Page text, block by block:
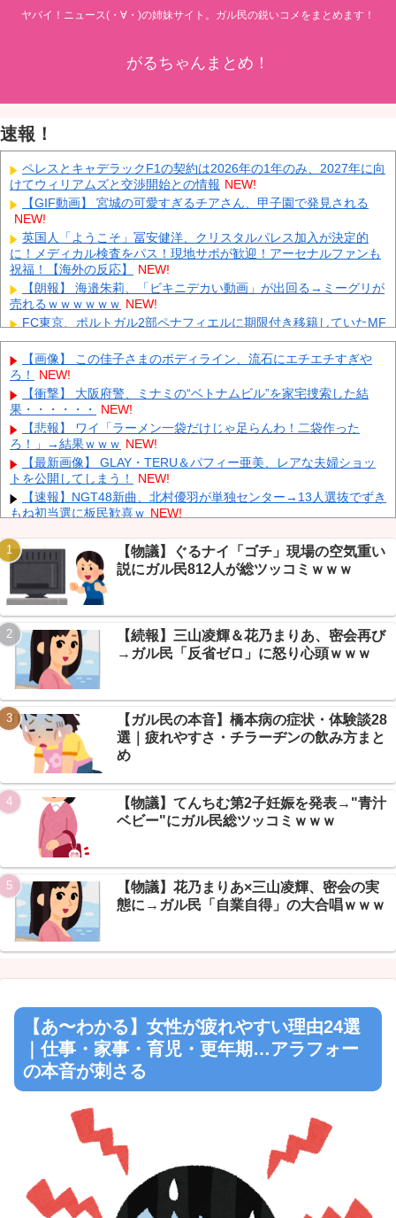
ヤバイ！ニュース(・∀・)の姉妹サイト。ガル民の鋭いコメをまとめます！
がるちゃんまとめ！
速報！
ペレスとキャデラックF1の契約は2026年の1年のみ、2027年に向
けてウィリアムズと交渉開始との情報 NEW!
【GIF動画】 宮城の可愛すぎるチアさん、甲子園で発見される
NEW!
英国人「ようこそ」冨安健洋、クリスタルパレス加入が決定的
に！メディカル検査をパス！現地サポが歓迎！アーセナルファンも
祝福！【海外の反応】
NEW!
【朗報】 海邉朱莉、「ビキニデカい動画」が出回る→ミーグリが
売れるｗｗｗｗｗｗ NEW!
FC東京、ポルトガル2部ペナフィエルに期限付き移籍していたMF
安斎颯馬の復帰を発表 「自分にできることを精一杯頑張ります」
NEW!
「中国人ってこんなに嫌われているの？」日本生活9年目で明か
す本心！ NEW!
【韓国株】 7月のKOSPI 28.9％下落…通貨危機を超える過去最大
の下げ幅 NEW!
中国、止められないEV製造 売れず在庫山積み「売れたこと」に
して補助金を騙し取る事案を思いつきが横行 NEW!
中国「台風接近！」台風13号「三峡直撃予測」中国「上流大洪
水！（三峡上流」中国都市「8/5の映像（動画」三峡ダム「緊急放流
（決壊危機」中国「下流大水害（震え声」→
公開！ NEW!
Powered by livedoor 相互RSS
【画像】 この佳子さまのボディライン、流石にエチエチすぎや
ろ！
NEW!
【衝撃】 大阪府警、ミナミの“ベトナムビル”を家宅捜索した結
果・・・・・・
NEW!
【悲報】 ワイ「ラーメン一袋だけじゃ足らんわ！二袋作った
ろ！」→結果ｗｗｗ NEW!
【最新画像】 GLAY・TERU＆パフィー亜美、レアな夫婦ショッ
トを公開してしまう！
NEW!
【速報】NGT48新曲、北村優羽が単独センター→13人選抜でずき
もね初当選に板民歓喜ｗ NEW!
「他店叩き」って何ｗ NEW!
【悲報】みんなで大家さん、2881億円の債務超過発覚→+民「み
んなで大破産」ｗｗｗ【続報】
【まとめ】路上駐車が消えた理由→+民「タイムズの自演乙」か
ら名推理までｗｗｗ NEW!
【極旨牛鉄板】 吉野家のステーキ定食1500円、ガチで美味そう
ｗｗｗ
NEW!
【悲報】男の趣味Tier表が公開→なんG民「カフェ巡りはキモ
い」で大荒れｗｗｗ
Powered by livedoor 相互RSS
【物議】ぐるナイ「ゴチ」現場の空気重い
説にガル民812人が総ツッコミｗｗｗ
【続報】三山凌輝＆花乃まりあ、密会再び
→ガル民「反省ゼロ」に怒り心頭ｗｗｗ
【ガル民の本音】橋本病の症状・体験談28
選｜疲れやすさ・チラーヂンの飲み方まと
め
【物議】てんちむ第2子妊娠を発表→"青汁
ベビー"にガル民総ツッコミｗｗｗ
【物議】花乃まりあ×三山凌輝、密会の実
態に→ガル民「自業自得」の大合唱ｗｗｗ
【あ〜わかる】女性が疲れやすい理由24選
｜仕事・家事・育児・更年期…アラフォー
の本音が刺さる